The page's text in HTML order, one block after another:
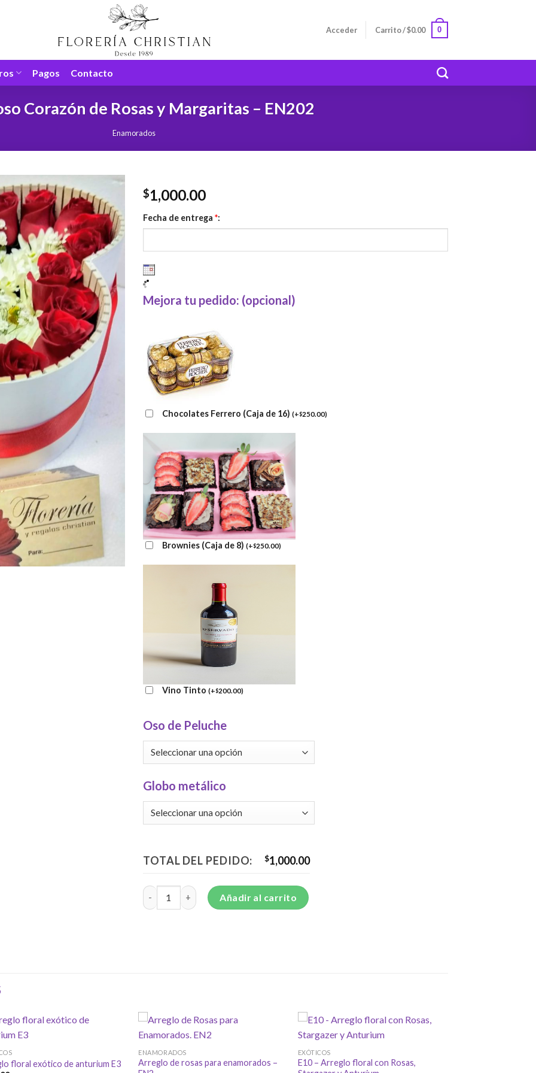
Acceder Carrito /$0.00 0
Pagos Contacto
Corazón de Rosas y Margaritas – EN202
Enamorados
$1,000.00
Fecha de entrega *:
Mejora tu pedido: (opcional)
Chocolates Ferrero (Caja de 16) (+$250.00)
Brownies (Caja de 8) (+$250.00)
Vino Tinto (+$200.00)
Oso de Peluche
Globo metálico
TOTAL DEL PEDIDO: $1,000.00
Hermoso Corazón de Rosas y Margaritas - EN202 cantidad
Añadir al carrito
floral exótico de anturium E3
ENAMORADOS
Arreglo de rosas para enamorados –
EXÓTICOS
E10 – Arreglo floral con Rosas,